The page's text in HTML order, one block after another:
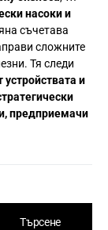
насоки и
съчетава
сложните
Тя следи
и
предприемачи
Търсене